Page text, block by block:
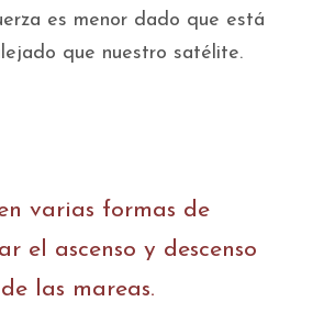
es menor dado que está
que nuestro satélite.
varias formas de
el ascenso y descenso
de las mareas.